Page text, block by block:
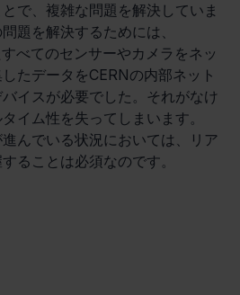
で、複雑な問題を解決していま
題を解決するためには、
べてのセンサーやカメラをネッ
たデータをCERNの内部ネット
イスが必要でした。それがなけ
イム性を失ってしまいます。
進んでいる状況においては、リア
ることは必須なのです。